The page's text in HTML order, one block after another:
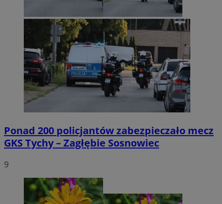
Ponad 200 policjantów zabezpieczało mecz
GKS Tychy – Zagłębie Sosnowiec
9